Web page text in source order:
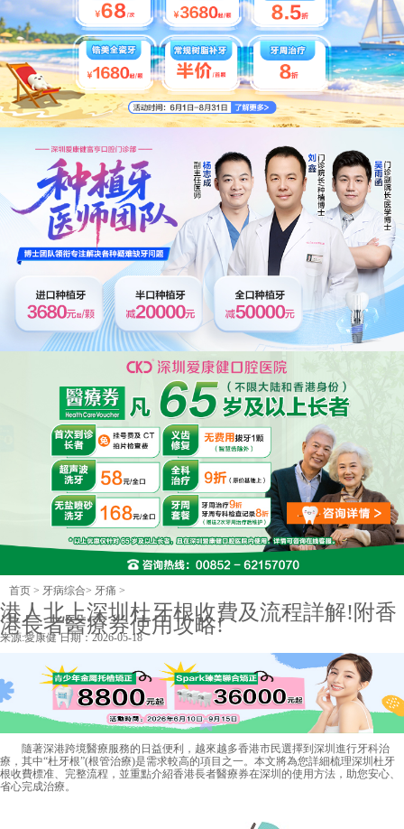
首页 > 牙病综合> 牙痛 >
港人北上深圳杜牙根收費及流程詳解!附香
港長者醫療券使用攻略!
来源:愛康健日期：2026-05-18
隨著深港跨境醫療服務的日益便利，越來越多香港市民選擇到深圳進行牙科治
療，其中“杜牙根”(根管治療)是需求較高的項目之一。本文將為您詳細梳理深圳杜牙
根收費標准、完整流程，並重點介紹香港長者醫療券在深圳的使用方法，助您安心、
省心完成治療。